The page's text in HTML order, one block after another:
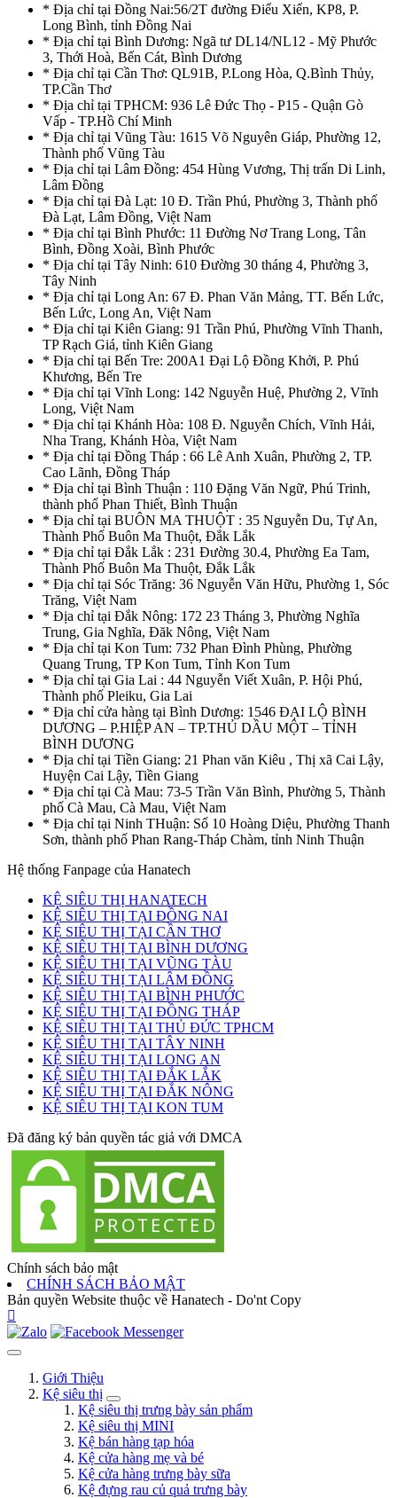
* Địa chỉ tại Đồng Nai:56/2T đường Điểu Xiển, KP8, P.
Long Bình, tỉnh Đồng Nai
* Địa chỉ tại Bình Dương: Ngã tư DL14/NL12 - Mỹ Phước
3, Thới Hoà, Bến Cát, Bình Dương
* Địa chỉ tại Cần Thơ: QL91B, P.Long Hòa, Q.Bình Thủy,
TP.Cần Thơ
* Địa chỉ tại TPHCM: 936 Lê Đức Thọ - P15 - Quận Gò
Vấp - TP.Hồ Chí Minh
* Địa chỉ tại Vũng Tàu: 1615 Võ Nguyên Giáp, Phường 12,
Thành phố Vũng Tàu
* Địa chỉ tại Lâm Đồng: 454 Hùng Vương, Thị trấn Di Linh,
Lâm Đồng
* Địa chỉ tại Đà Lạt: 10 Đ. Trần Phú, Phường 3, Thành phố
Đà Lạt, Lâm Đồng, Việt Nam
* Địa chỉ tại Bình Phước: 11 Đường Nơ Trang Long, Tân
Bình, Đồng Xoài, Bình Phước
* Địa chỉ tại Tây Ninh: 610 Đường 30 tháng 4, Phường 3,
Tây Ninh
* Địa chỉ tại Long An: 67 Đ. Phan Văn Mảng, TT. Bến Lức,
Bến Lức, Long An, Việt Nam
* Địa chỉ tại Kiên Giang: 91 Trần Phú, Phường Vĩnh Thanh,
TP Rạch Giá, tỉnh Kiên Giang
* Địa chỉ tại Bến Tre: 200A1 Đại Lộ Đồng Khởi, P. Phú
Khương, Bến Tre
* Địa chỉ tại Vĩnh Long: 142 Nguyễn Huệ, Phường 2, Vĩnh
Long, Việt Nam
* Địa chỉ tại Khánh Hòa: 108 Đ. Nguyễn Chích, Vĩnh Hải,
Nha Trang, Khánh Hòa, Việt Nam
* Địa chỉ tại Đồng Tháp : 66 Lê Anh Xuân, Phường 2, TP.
Cao Lãnh, Đồng Tháp
* Địa chỉ tại Bình Thuận : 110 Đặng Văn Ngữ, Phú Trinh,
thành phố Phan Thiết, Bình Thuận
* Địa chỉ tại BUÔN MA THUỘT : 35 Nguyễn Du, Tự An,
Thành Phố Buôn Ma Thuột, Đắk Lắk
* Địa chỉ tại Đắk Lắk : 231 Đường 30.4, Phường Ea Tam,
Thành Phố Buôn Ma Thuột, Đắk Lắk
* Địa chỉ tại Sóc Trăng: 36 Nguyễn Văn Hữu, Phường 1, Sóc
Trăng, Việt Nam
* Địa chỉ tại Đắk Nông: 172 23 Tháng 3, Phường Nghĩa
Trung, Gia Nghĩa, Đăk Nông, Việt Nam
* Địa chỉ tại Kon Tum: 732 Phan Đình Phùng, Phường
Quang Trung, TP Kon Tum, Tỉnh Kon Tum
* Địa chỉ tại Gia Lai : 44 Nguyễn Viết Xuân, P. Hội Phú,
Thành phố Pleiku, Gia Lai
* Địa chỉ cửa hàng tại Bình Dương: 1546 ĐẠI LỘ BÌNH
DƯƠNG – P.HIỆP AN – TP.THỦ DẦU MỘT – TỈNH
BÌNH DƯƠNG
* Địa chỉ tại Tiền Giang: 21 Phan văn Kiêu , Thị xã Cai Lậy,
Huyện Cai Lậy, Tiền Giang
* Địa chỉ tại Cà Mau: 73-5 Trần Văn Bình, Phường 5, Thành
phố Cà Mau, Cà Mau, Việt Nam
* Địa chỉ tại Ninh THuận: Số 10 Hoàng Diệu, Phường Thanh
Sơn, thành phố Phan Rang-Tháp Chàm, tỉnh Ninh Thuận
Hệ thống Fanpage của Hanatech
KỆ SIÊU THỊ HANATECH
KỆ SIÊU THỊ TẠI ĐỒNG NAI
KỆ SIÊU THỊ TẠI CẦN THƠ
KỆ SIÊU THỊ TẠI BÌNH DƯƠNG
KỆ SIÊU THỊ TẠI VŨNG TÀU
KỆ SIÊU THỊ TẠI LÂM ĐỒNG
KỆ SIÊU THỊ TẠI BÌNH PHƯỚC
KỆ SIÊU THỊ TẠI ĐỒNG THÁP
KỆ SIÊU THỊ TẠI THỦ ĐỨC TPHCM
KỆ SIÊU THỊ TẠI TÂY NINH
KỆ SIÊU THỊ TẠI LONG AN
KỆ SIÊU THỊ TẠI ĐẮK LẮK
KỆ SIÊU THỊ TẠI ĐẮK NÔNG
KỆ SIÊU THỊ TẠI KON TUM
Đã đăng ký bản quyền tác giả với DMCA
Chính sách bảo mật
CHÍNH SÁCH BẢO MẬT
Bản quyền Website thuộc về Hanatech - Do'nt Copy
Giới Thiệu
Kệ siêu thị
Kệ siêu thị trưng bày sản phẩm
Kệ siêu thị MINI
Kệ bán hàng tạp hóa
Kệ cửa hàng mẹ và bé
Kệ cửa hàng trưng bày sữa
Kệ đựng rau củ quả trưng bày